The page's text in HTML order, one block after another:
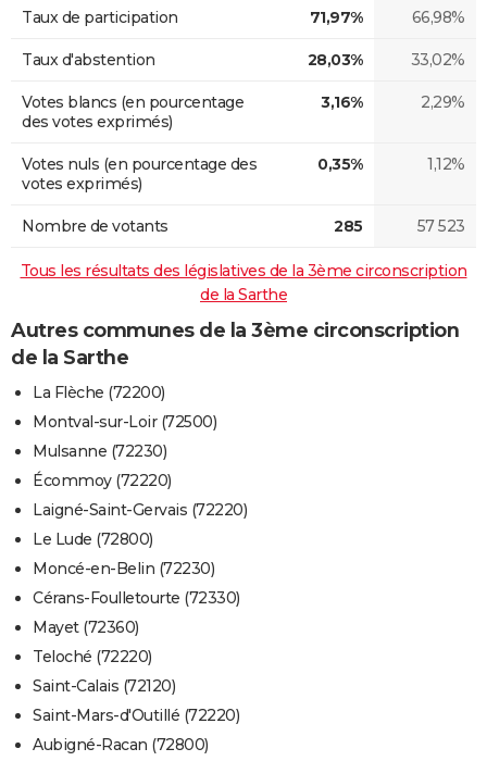
Taux de participation 71,97% 66,98%
Taux d'abstention 28,03% 33,02%
Votes blancs (en pourcentage
des votes exprimés)
3,16% 2,29%
Votes nuls (en pourcentage des
votes exprimés)
0,35% 1,12%
Nombre de votants 285 57 523
Tous les résultats des législatives de la 3ème circonscription
de la Sarthe
Autres communes de la 3ème circonscription
de la Sarthe
La Flèche (72200)
Montval-sur-Loir (72500)
Mulsanne (72230)
Écommoy (72220)
Laigné-Saint-Gervais (72220)
Le Lude (72800)
Moncé-en-Belin (72230)
Cérans-Foulletourte (72330)
Mayet (72360)
Teloché (72220)
Saint-Calais (72120)
Saint-Mars-d'Outillé (72220)
Aubigné-Racan (72800)